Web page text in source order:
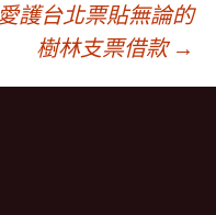
護台北票貼無論的
樹林支票借款 →